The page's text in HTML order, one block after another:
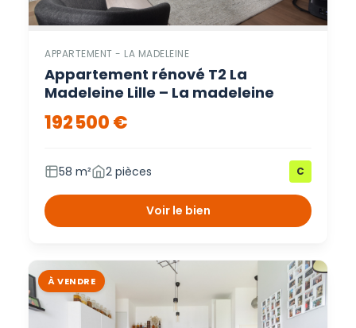
APPARTEMENT - LA MADELEINE
Appartement rénové T2 La
Madeleine Lille – La madeleine
192 500 €
58 m² 2 pièces C
Voir le bien
À VENDRE